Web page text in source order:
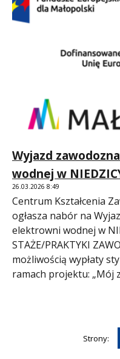
Wyjazd
wodnej w
26.03.2026 8:49
Centrum Kształcenia
ogłasza nabór na
elektrowni wodnej w
STAŻE/PRAKTYKI
możliwością wypłaty
ramach projektu: „Mój
Strony: